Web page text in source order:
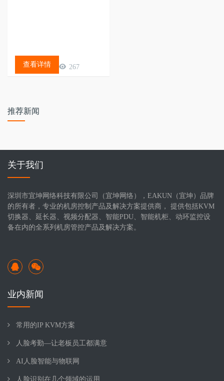
267
查看详情
推荐新闻
关于我们
深圳市宜坤网络科技有限公司（宜坤网络），EAKUN（宜坤）品牌
的所有者，专业的机房控制产品及解决方案提供商， 提供包括KVM
切换器、延长器、视频分配器、智能PDU、智能机柜、动环监控设
备在内的全系列机房管控产品及解决方案。
业内新闻
常用的IP KVM方案
人脸考勤—让老板员工都满意
AI人脸智能与物联网
人脸识别在几个领域的运用